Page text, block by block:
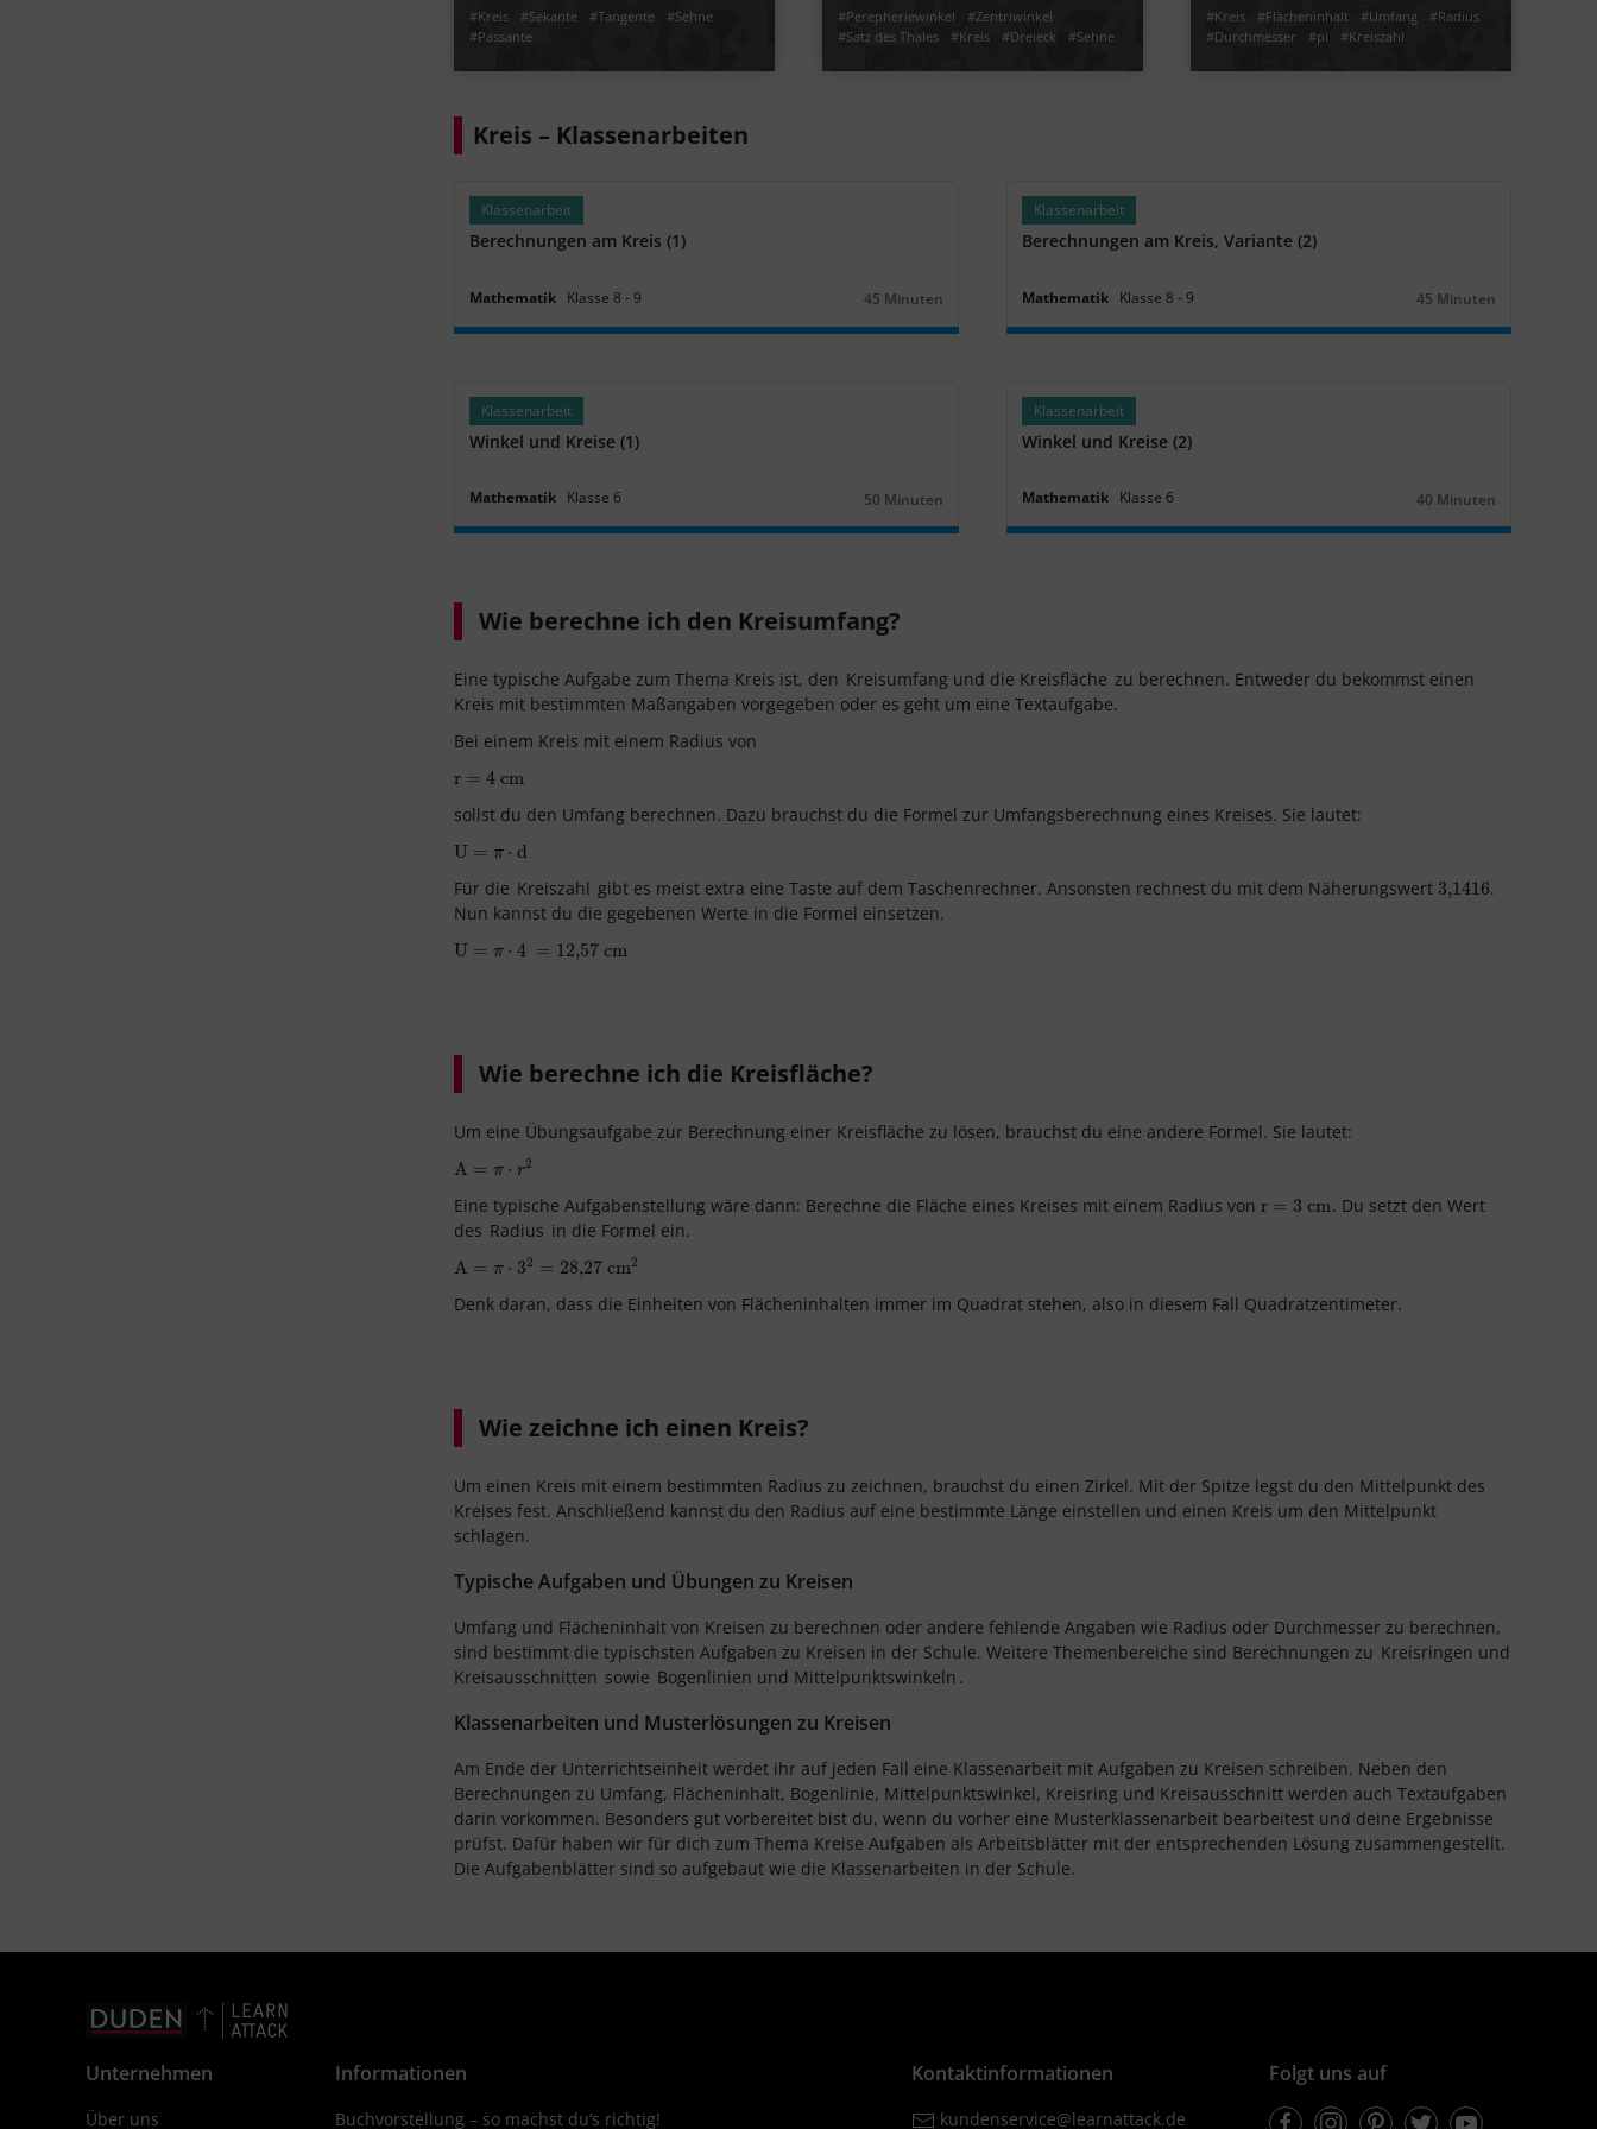
#Kreis #Sekante #Tangente
#Sehne
#Passante
1
Jetzt lernen
#Perepheriewinkel
#Zentriwinkel
#Satz des Thales
#Kreis #Dreieck #Sehne
#Kreis #Flächeninhalt #Umfang
#Radius
#Durchmesser
#pi #Kreiszahl
Kreis – Klassenarbeiten
Klassenarbeit
Berechnungen am Kreis (1)
Mathematik Klasse 8 ‐9
Dauer:
45 Minuten
Klassenarbeit
Berechnungen am Kreis, Variante (2)
Mathematik Klasse 8 ‐9
Dauer:
45 Minuten
Klassenarbeit
Winkel und Kreise (1)
Mathematik Klasse 6
Dauer:
50 Minuten
Klassenarbeit
Winkel und Kreise (2)
Mathematik Klasse 6
Dauer:
40 Minuten
Wie berechne ich den Kreisumfang?
Eine typische Aufgabe zum Thema Kreis ist, den Kreisumfang und die Kreisfläche zu berechnen. Entweder du bekommst einen
Kreis mit bestimmten Maßangaben vorgegeben oder es geht um eine Textaufgabe.
Bei einem Kreis mit einem Radius von
r = 4cm
r =4 cm
sollst du den Umfang berechnen. Dazu brauchst du die Formel zur Umfangsberechnung eines Kreises. Sie lautet:
U = π ⋅ d
U=π d
Für die Kreiszahl gibt es meist extra eine Taste auf dem Taschenrechner. Ansonsten rechnest du mit dem Näherungswert 3,1416
3,1416.
Nun kannst du die gegebenen Werte in die Formel einsetzen.
U = π ⋅ 4 = 12,57cm
U=π 4 = 12,57 cm
Wie berechne ich die Kreisfläche?
Um eine Übungsaufgabe zur Berechnung einer Kreisfläche zu lösen, brauchst du eine andere Formel. Sie lautet:
A = π ⋅ r2
A= π⋅ r2
Eine typische Aufgabenstellung wäre dann: Berechne die Fläche eines Kreises mit einem Radius von r = 3 cm
r =3 cm . Du setzt den Wert
des Radius in die Formel ein.
A = π ⋅ 32 = 28,27 cm2
A= π⋅ 32 = 28,27 cm2
Denk daran, dass die Einheiten von Flächeninhalten immer im Quadrat stehen, also in diesem Fall Quadratzentimeter.
Wie zeichne ich einen Kreis?
Um einen Kreis mit einem bestimmten Radius zu zeichnen, brauchst du einen Zirkel. Mit der Spitze legst du den Mittelpunkt des
Kreises fest. Anschließend kannst du den Radius auf eine bestimmte Länge einstellen und einen Kreis um den Mittelpunkt
schlagen.
Typische Aufgaben und Übungen zu Kreisen
Umfang und Flächeninhalt von Kreisen zu berechnen oder andere fehlende Angaben wie Radius oder Durchmesser zu berechnen,
sind bestimmt die typischsten Aufgaben zu Kreisen in der Schule. Weitere Themenbereiche sind Berechnungen zu Kreisringen und
Kreisausschnitten sowie Bogenlinien und Mittelpunktswinkeln .
Klassenarbeiten und Musterlösungen zu Kreisen
Am Ende der Unterrichtseinheit werdet ihr auf jeden Fall eine Klassenarbeit mit Aufgaben zu Kreisen schreiben. Neben den
Berechnungen zu Umfang, Flächeninhalt, Bogenlinie, Mittelpunktswinkel, Kreisring und Kreisausschnitt werden auch Textaufgaben
darin vorkommen. Besonders gut vorbereitet bist du, wenn du vorher eine Musterklassenarbeit bearbeitest und deine Ergebnisse
prüfst. Dafür haben wir für dich zum Thema Kreise Aufgaben als Arbeitsblätter mit der entsprechenden Lösung zusammengestellt.
Die Aufgabenblätter sind so aufgebaut wie die Klassenarbeiten in der Schule.
Unternehmen
Über uns
Informationen
Buchvorstellung – so machst du’s richtig!
Kontaktinformationen
kundenservice@learnattack.de
Folgt uns auf
FacebookInstagramPinterestTwitterYoutube